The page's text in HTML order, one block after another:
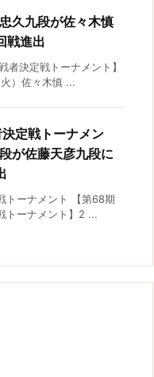
久九段が佐々木慎
戦進出
者決定戦トーナメント】
）佐々木慎 ...
決定戦トーナメン
が佐藤天彦九段に
トーナメント 【第68期
トーナメント】2 ...